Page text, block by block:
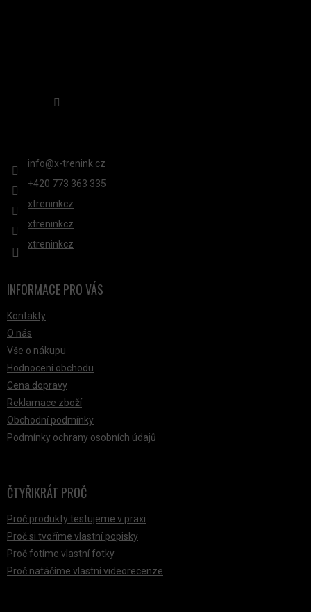
info@x-trenink.cz
+420 ‭773 363 335
xtreninkcz
xtreninkcz
xtreninkcz
INFORMACE PRO VÁS
Kontakty
O nás
Vše o nákupu
Hodnocení obchodu
Cena dopravy
Reklamace zboží
Obchodní podmínky
Podmínky ochrany osobních údajů
ČTYŘIKRÁT PROČ
Proč produkty testujeme v praxi
Proč si tvoříme vlastní popisky
Proč fotíme vlastní fotky
Proč natáčíme vlastní videorecenze